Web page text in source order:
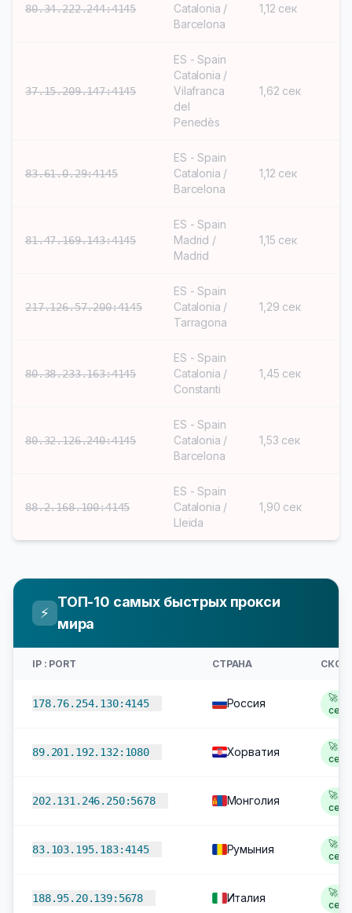
80.34.222.244:4145
Catalonia /
Barcelona
1,12 сек
37.15.209.147:4145
ES - Spain
Catalonia /
Vilafranca
del
Penedès
1,62 сек
83.61.0.29:4145
ES - Spain
Catalonia /
Barcelona
1,12 сек
81.47.169.143:4145
ES - Spain
Madrid /
Madrid
1,15 сек
217.126.57.200:4145
ES - Spain
Catalonia /
Tarragona
1,29 сек
80.38.233.163:4145
ES - Spain
Catalonia /
Constanti
1,45 сек
80.32.126.240:4145
ES - Spain
Catalonia /
Barcelona
1,53 сек
88.2.168.100:4145
ES - Spain
Catalonia /
Lleida
1,90 сек
⚡
ТОП-10 самых быстрых прокси
мира
IP : PORT СТРАНА
178.76.254.130:4145 Россия
🚀
сек
89.201.192.132:1080 Хорватия
🚀
сек
202.131.246.250:5678 Монголия
🚀
сек
83.103.195.183:4145 Румыния
🚀
сек
188.95.20.139:5678 Италия
🚀
сек